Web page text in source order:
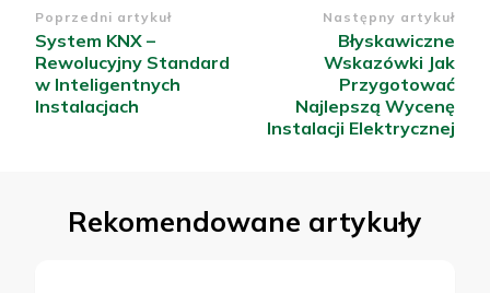
Nawigacja
wpisu
Poprzedni artykuł
System KNX –
Rewolucyjny Standard
w Inteligentnych
Instalacjach
Następny artykuł
Błyskawiczne
Wskazówki Jak
Przygotować
Najlepszą Wycenę
Instalacji Elektrycznej
Rekomendowane artykuły